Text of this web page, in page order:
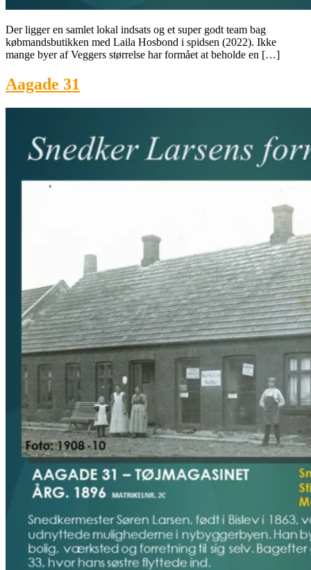
Der ligger en samlet lokal indsats og et super godt team bag
købmandsbutikken med Laila Hosbond i spidsen (2022). Ikke
mange byer af Veggers størrelse har formået at beholde en […]
Aagade 31